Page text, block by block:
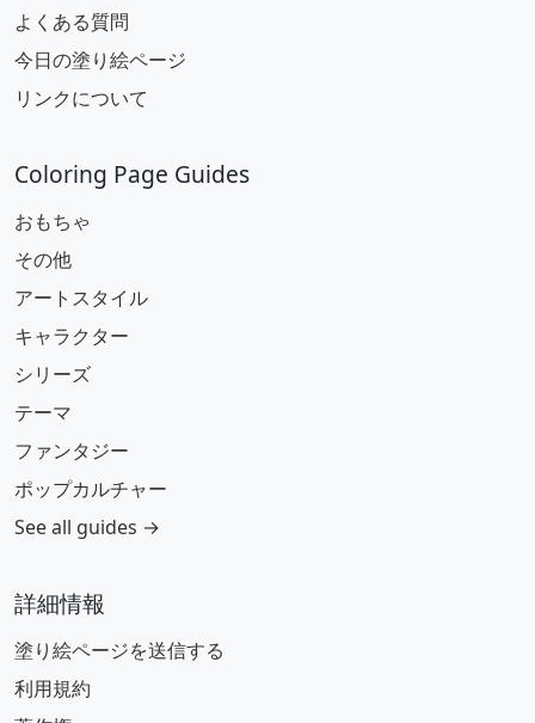
よくある質問
今日の塗り絵ページ
リンクについて
Coloring Page Guides
おもちゃ
その他
アートスタイル
キャラクター
シリーズ
テーマ
ファンタジー
ポップカルチャー
See all guides →
詳細情報
塗り絵ページを送信する
利用規約